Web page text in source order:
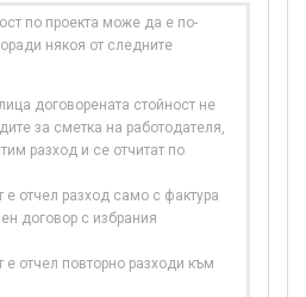
по проекта може да е по-
някоя от следните
договорената стойност не
за сметка на работодателя,
разход и се отчитат по
е отчел разход само с фактура
договор с избрания
е отчел повторно разходи към